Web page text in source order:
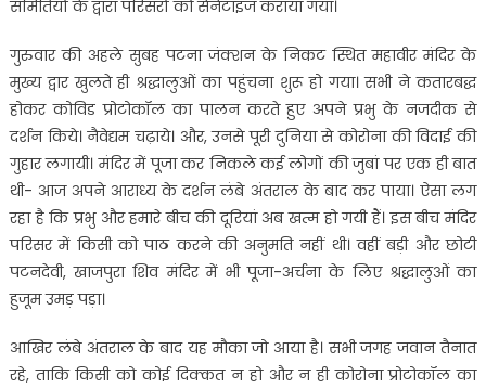
समितियों के द्वारा परिसरों को सेनेटाइज कराया गया।
गुरुवार की अहले सुबह पटना जंक्शन के निकट स्थित महावीर मंदिर के
मुख्य द्वार खुलते ही श्रद्धालुओं का पहुंचना शुरू हो गया। सभी ने कतारबद्ध
होकर कोविड प्रोटोकॉल का पालन करते हुए अपने प्रभु के नजदीक से
दर्शन किये। नैवेद्यम चढ़ाये। और, उनसे पूरी दुनिया से कोरोना की विदाई की
गुहार लगायी। मंदिर में पूजा कर निकले कई लोगों की जुबां पर एक ही बात
थी- आज अपने आराध्य के दर्शन लंबे अंतराल के बाद कर पाया। ऐसा लग
रहा है कि प्रभु और हमारे बीच की दूरियां अब खत्म हो गयी हैं। इस बीच मंदिर
परिसर में किसी को पाठ करने की अनुमति नहीं थी। वहीं बड़ी और छोटी
पटनदेवी, खाजपुरा शिव मंदिर में भी पूजा-अर्चना के लिए श्रद्धालुओं का
हुजूम उमड़ पड़ा।
आखिर लंबे अंतराल के बाद यह मौका जो आया है। सभी जगह जवान तैनात
रहे, ताकि किसी को कोई दिक्कत न हो और न ही कोरोना प्रोटोकॉल का